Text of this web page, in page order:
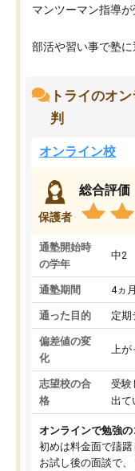
マンツーマン指導が
部活や習い事で塾に
トライのオ
判
オンライン校
保護者
総合評価
通塾開始時
の学年
中2
通塾期間 4ヵ
通った目的 定期
偏差値の変
化
上
志望校の合
格
受験
出て
オンラインで勉強の
初めは料金面で躊躇
お試し後の面談で